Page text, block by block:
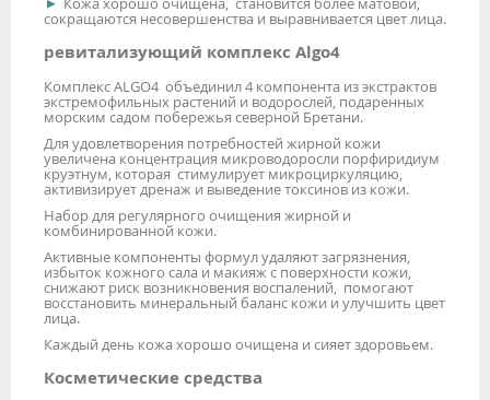
сокращаются несовершенства и выравнивается цвет лица.
ревитализующий комплекс Algo4
Комплекс ALGO4 объединил 4 компонента из экстрактов
экстремофильных растений и водорослей, подаренных
морским садом побережья северной Бретани.
Для удовлетворения потребностей жирной кожи
увеличена концентрация микроводоросли порфиридиум
круэтнум, которая стимулирует микроциркуляцию,
активизирует дренаж и выведение токсинов из кожи.
Набор для регулярного очищения жирной и
комбинированной кожи.
Активные компоненты формул удаляют загрязнения,
избыток кожного сала и макияж с поверхности кожи,
снижают риск возникновения воспалений, помогают
восстановить минеральный баланс кожи и улучшить цвет
лица.
Каждый день кожа хорошо очищена и сияет здоровьем.
Косметические средства